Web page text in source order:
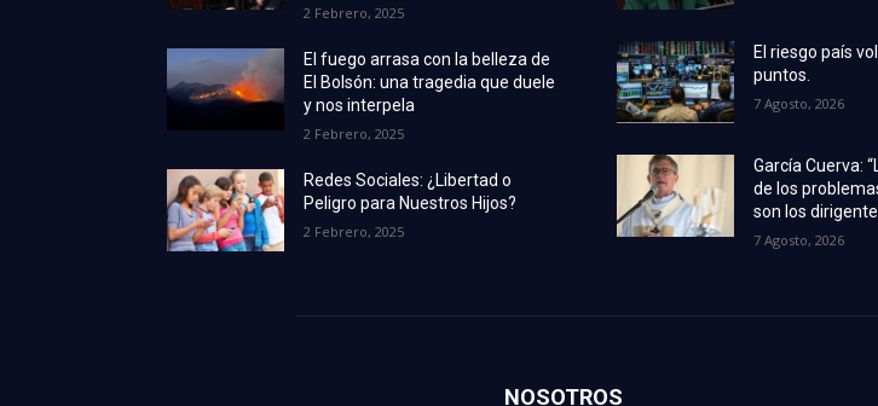
2 Febrero, 2025
El fuego arrasa con la belleza de
El Bolsón: una tragedia que duele
y nos interpela
2 Febrero, 2025
Redes Sociales: ¿Libertad o
Peligro para Nuestros Hijos?
2 Febrero, 2025
El riesgo país
puntos.
7 Agosto, 2026
García Cuerva:
de los
son los
7 Agosto, 2026
NOSOTROS